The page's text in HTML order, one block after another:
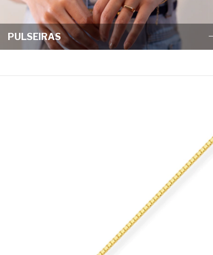
PULSEIRAS